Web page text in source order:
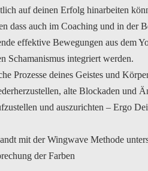
auf deinen Erfolg hinarbeiten
dass auch im Coaching und in der
effektive Bewegungen aus dem
Schamanismus integriert werden.
Prozesse deines Geistes und
alte Blockaden und
und auszurichten – Ergo
mit der Wingwave Methode